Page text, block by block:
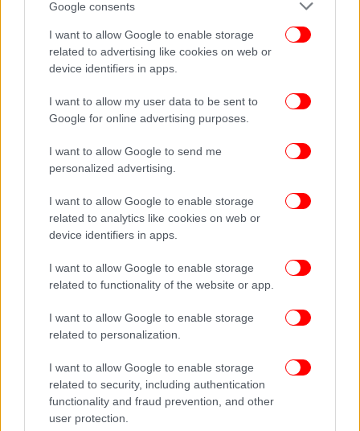
Google consents
I want to allow Google to enable storage
related to advertising like cookies on web or
device identifiers in apps.
I want to allow my user data to be sent to
Google for online advertising purposes.
I want to allow Google to send me
personalized advertising.
I want to allow Google to enable storage
related to analytics like cookies on web or
device identifiers in apps.
I want to allow Google to enable storage
related to functionality of the website or app.
I want to allow Google to enable storage
related to personalization.
I want to allow Google to enable storage
related to security, including authentication
functionality and fraud prevention, and other
user protection.
Νέο έκτακτο δελτίο επιδείνωσης καιρού σήμερα με
καταιγίδες και χαλάζι -Θα επηρεαστεί και η Αττική